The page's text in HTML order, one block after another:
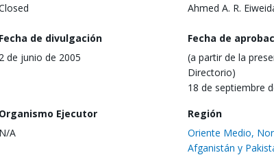
Ahmed A. R.
Fecha de divulgación
2 de junio de 2005
Fecha de
(a partir de la
Directorio)
18 de septiembre
Organismo Ejecutor
N/A
Región
Oriente Medio,
Afganistán y